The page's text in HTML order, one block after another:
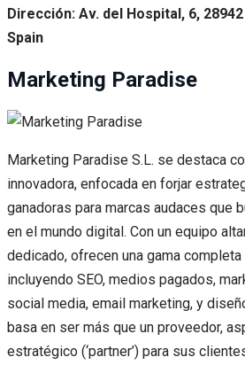
Dirección: Av. del Hospital, 6,
Spain
Marketing Paradise
Marketing Paradise S.L. se destaca
innovadora, enfocada en forjar
ganadoras para marcas audaces que
en el mundo digital. Con un equipo
dedicado, ofrecen una gama
incluyendo SEO, medios pagados,
social media, email marketing, y
basa en ser más que un proveedor,
estratégico (‘partner’) para sus